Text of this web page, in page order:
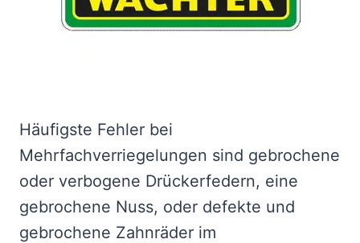
Häufigste Fehler bei
Mehrfachverriegelungen sind gebrochene
oder verbogene Drückerfedern, eine
gebrochene Nuss, oder defekte und
gebrochene Zahnräder im